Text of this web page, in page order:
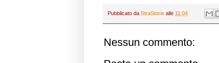
Pubblicato da StraStorie alle 11:04
Nessun commento: